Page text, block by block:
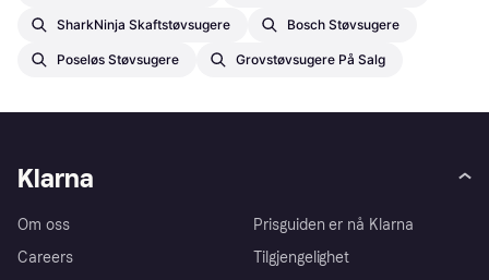
SharkNinja Skaftstøvsugere Bosch Støvsugere
Poseløs Støvsugere Grovstøvsugere På Salg
Klarna
Om oss
Careers
Prisguiden er nå Klarna
Tilgjengelighet